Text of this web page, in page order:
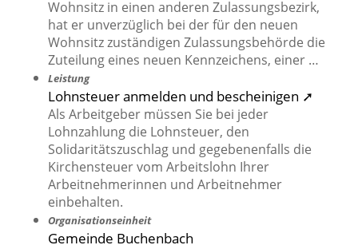
Wohnsitz in einen anderen Zulassungsbezirk,
hat er unverzüglich bei der für den neuen
Wohnsitz zuständigen Zulassungsbehörde die
Zuteilung eines neuen Kennzeichens, einer …
Leistung
Lohnsteuer anmelden und bescheinigen ➚
Als Arbeitgeber müssen Sie bei jeder
Lohnzahlung die Lohnsteuer, den
Solidaritätszuschlag und gegebenenfalls die
Kirchensteuer vom Arbeitslohn Ihrer
Arbeitnehmerinnen und Arbeitnehmer
einbehalten.
Organisationseinheit
Gemeinde Buchenbach